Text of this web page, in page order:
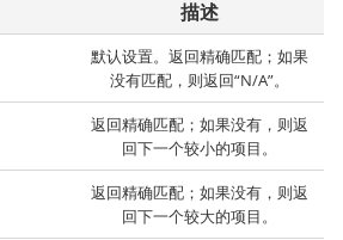
描述
默认设置。返回精确匹配；如果
没有匹配，则返回“N/A”。
返回精确匹配；如果没有，则返
回下一个较小的项目。
返回精确匹配；如果没有，则返
回下一个较大的项目。